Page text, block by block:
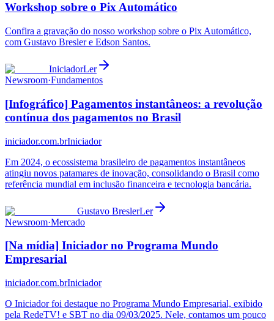
Workshop sobre o Pix Automático
Confira a gravação do nosso workshop sobre o Pix Automático,
com Gustavo Bresler e Edson Santos.
IniciadorLer
Newsroom·Fundamentos
[Infográfico] Pagamentos instantâneos: a revolução
contínua dos pagamentos no Brasil
iniciador.com.brIniciador
Em 2024, o ecossistema brasileiro de pagamentos instantâneos
atingiu novos patamares de inovação, consolidando o Brasil como
referência mundial em inclusão financeira e tecnologia bancária.
Gustavo BreslerLer
Newsroom·Mercado
[Na mídia] Iniciador no Programa Mundo
Empresarial
iniciador.com.brIniciador
O Iniciador foi destaque no Programa Mundo Empresarial, exibido
pela RedeTV! e SBT no dia 09/03/2025. Nele, contamos um pouco